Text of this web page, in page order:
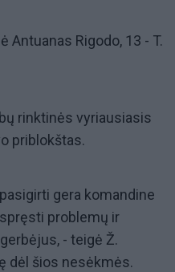
Antuanas Rigodo, 13 - T.
rinktinės vyriausiasis
priblokštas.
gera komandine
problemų ir
- teigė Ž.
dėl šios nesėkmės.